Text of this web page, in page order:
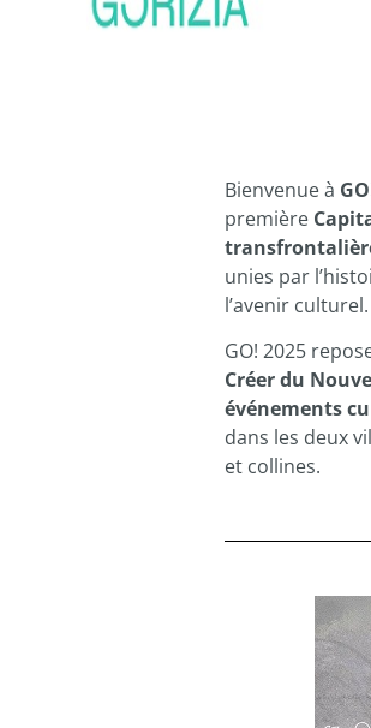
Bienvenue à
première
unies par
l’avenir culturel.
GO! 2025
Créer du
événements
dans les deux
et collines.